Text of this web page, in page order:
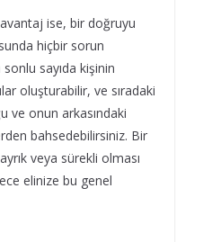
ise, bir doğruyu
hiçbir sorun
sayıda kişinin
oluşturabilir, ve sıradaki
ve onun arkasındaki
bahsedebilirsiniz. Bir
veya sürekli olması
elinize bu genel